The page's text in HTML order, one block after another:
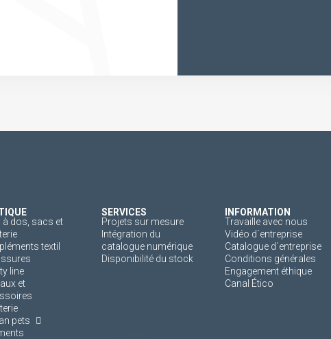
à dos, sacs et
textil
line
et
pets
SERVICES
Projets sur mesure
Intégration du
catalogue numérique
Disponibilité du stock
INFORMATION
Travaille avec nous
Vidéo d´entreprise
Catalogue d´entreprise
Conditions générales
Engagement éthique
Canal Ético